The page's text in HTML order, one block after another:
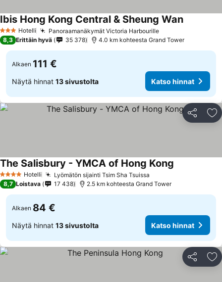
3 Tähtiluokitus
Hotelli Panoraamanäkymät Victoria Harbourille
Ibis Hong Kong Central & Sheung Wan
8,3 Erittäin hyvä 35 378 4.0 km kohteesta Grand Tower
Alkaen 111 €
Näytä hinnat 13 sivustolta Katso hinnat
Jaa
4 Tähtiluokitus
Hotelli Lyömätön sijainti Tsim Sha Tsuissa
The Salisbury - YMCA of Hong Kong
8,7 Loistava 17 438 2.5 km kohteesta Grand Tower
Alkaen 84 €
Näytä hinnat 13 sivustolta Katso hinnat
Jaa